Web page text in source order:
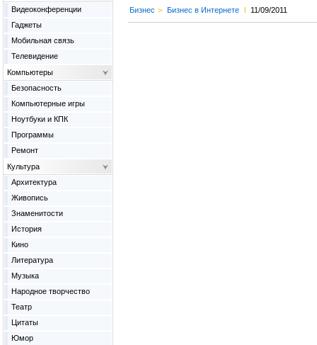
Бизнес > Бизнес в Интернете l 11/09/2011
Видеоконференции
Гаджеты
Мобильная связь
Телевидение
Компьютеры
Безопасность
Компьютерные игры
Ноутбуки и КПК
Программы
Ремонт
Культура
Архитектура
Живопись
Знаменитости
История
Кино
Литература
Музыка
Народное творчество
Театр
Цитаты
Юмор